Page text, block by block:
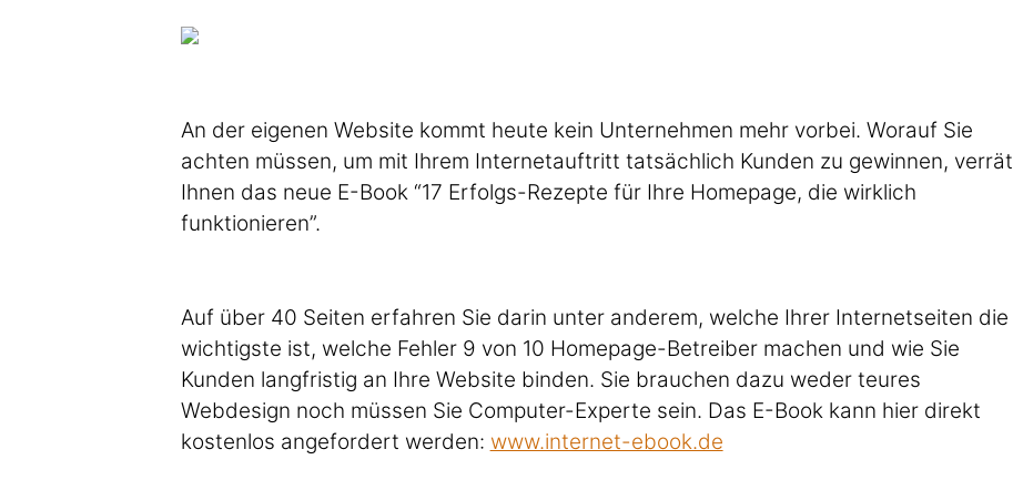
An der eigenen Website kommt heute kein Unternehmen mehr vorbei. Worauf Sie
achten müssen, um mit Ihrem Internetauftritt tatsächlich Kunden zu gewinnen, verrät
Ihnen das neue E-Book “17 Erfolgs-Rezepte für Ihre Homepage, die wirklich
funktionieren”.
Auf über 40 Seiten erfahren Sie darin unter anderem, welche Ihrer Internetseiten die
wichtigste ist, welche Fehler 9 von 10 Homepage-Betreiber machen und wie Sie
Kunden langfristig an Ihre Website binden. Sie brauchen dazu weder teures
Webdesign noch müssen Sie Computer-Experte sein. Das E-Book kann hier direkt
kostenlos angefordert werden: www.internet-ebook.de